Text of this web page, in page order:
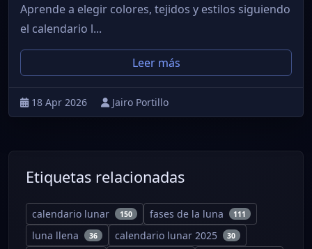
Aprende a elegir colores, tejidos y estilos siguiendo
el calendario l...
Leer más
18 Apr 2026 Jairo Portillo
Etiquetas relacionadas
calendario lunar 150 fases de la luna 111
luna llena 36 calendario lunar 2025 30